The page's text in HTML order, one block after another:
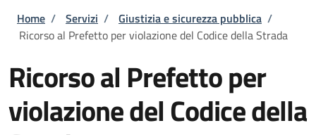
Briciole di pane
Home / Servizi / Giustizia e sicurezza pubblica /
Ricorso al Prefetto per violazione del Codice della Strada
Ricorso al Prefetto per
violazione del Codice della